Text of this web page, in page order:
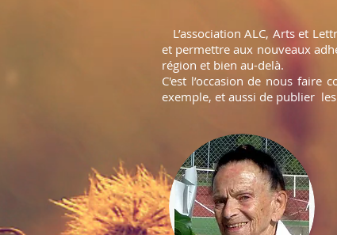
L’association ALC, Arts et
et permettre aux nouveaux
région et bien au-delà.
C'est l’occasion de nous faire
exemple, et aussi de publier